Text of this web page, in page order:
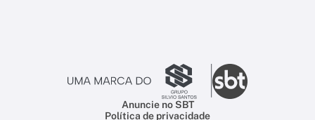
Anuncie no SBT
Política de privacidade